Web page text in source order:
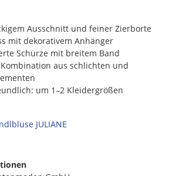
Ausschnitt und feiner Zierborte
mit dekorativem Anhänger
Schürze mit breitem Band
aus schlichten und
um 1–2 Kleidergrößen
JULIANE